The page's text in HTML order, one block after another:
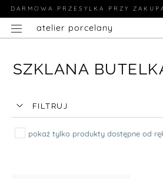
DARMOWA PRZESYLKA PRZY
atelier porcelany
SZKLANA
FILTRUJ
pokaż tylko produkty dostępne od